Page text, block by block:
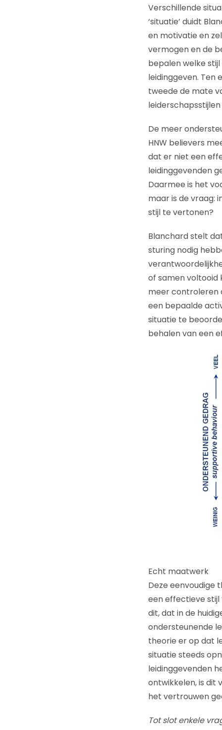
Verschillende
‘situatie’ duidt
en motivatie en
vermogen en de
bepalen welke
leidinggeven.
tweede de mate
De meer
HNW believers
dat er niet een
leidinggevenden
Daarmee is het
maar is de vraag:
stijl te vertonen?
Blanchard stelt
sturing nodig
of samen voltooid
meer controleren
een bepaalde
situatie te
behalen van een
Echt maatwerk
Deze eenvoudige
een effectieve
dit, dat in de
ondersteunende
theorie er op dat
situatie steeds
leidinggevenden
ontwikkelen, is dit
het vertrouwen
Tot slot enkele